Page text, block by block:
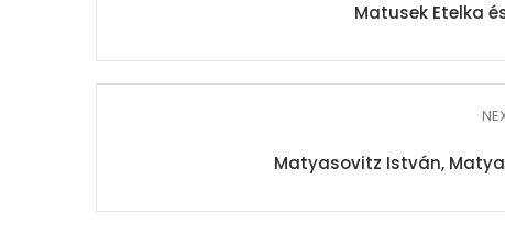
Matusek Etelka
Matyasovitz István,